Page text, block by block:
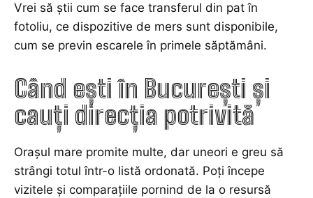
Vrei să știi cum se face transferul din pat în
fotoliu, ce dispozitive de mers sunt disponibile,
cum se previn escarele în primele săptămâni.
Când ești în București și
cauți direcția potrivită
Orașul mare promite multe, dar uneori e greu să
strângi totul într-o listă ordonată. Poți începe
vizitele și comparațiile pornind de la o resursă